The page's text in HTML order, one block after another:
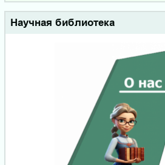
Научная библиотека